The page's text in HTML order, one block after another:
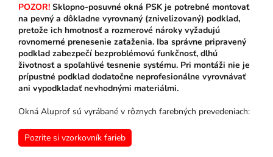
POZOR! Sklopno-posuvné okná PSK je potrebné montovať
na pevný a dôkladne vyrovnaný (znivelizovaný) podklad,
pretože ich hmotnosť a rozmerové nároky vyžadujú
rovnomerné prenesenie zaťaženia. Iba správne pripravený
podklad zabezpečí bezproblémovú funkčnosť, dlhú
životnosť a spoľahlivé tesnenie systému. Pri montáži nie je
prípustné podklad dodatočne neprofesionálne vyrovnávať
ani vypodkladať nevhodnými materiálmi.
Okná Aluprof sú vyrábané v rôznych farebných prevedeniach:
Pozrite si vzorkovník farieb